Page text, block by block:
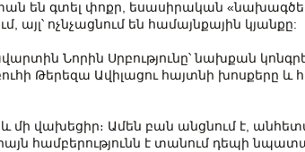
են գտել փոքր, եսասիրական
այլ՝ ոչնչացնում են համայնքային կյանքը:
Նորին Սրբությունը՝ նախքան
Թերեզա Ավիլացու հայտնի խոսքերը և
մի վախեցիր։ Ամեն բան անցնում է,
համբերությունն է տանում դեպի